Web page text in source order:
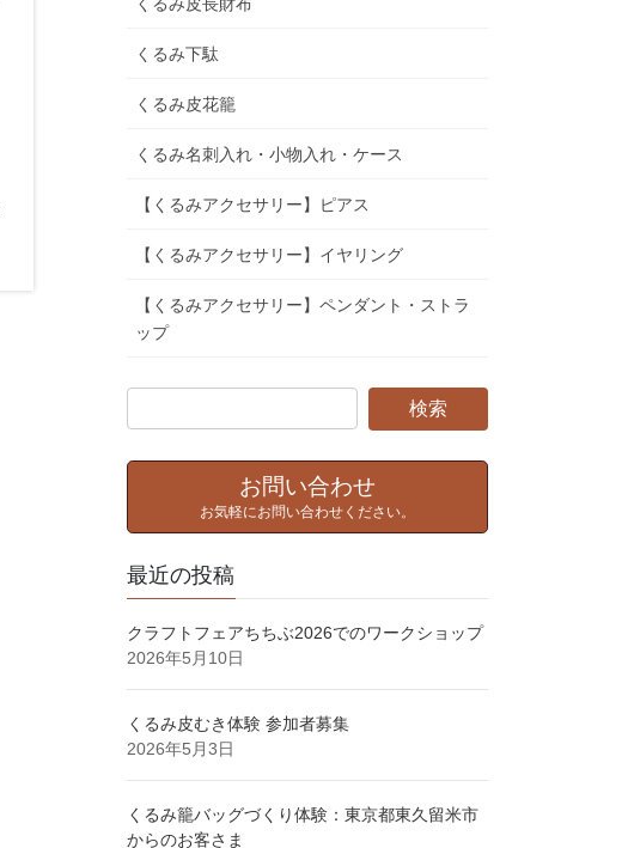
くるみ下駄
くるみ皮花籠
くるみ名刺入れ・小物入れ・ケース
【くるみアクセサリー】ピアス
【くるみアクセサリー】イヤリング
【くるみアクセサリー】ペンダント・ストラ
ップ
お問い合わせ
お気軽にお問い合わせください。
最近の投稿
クラフトフェアちちぶ2026でのワークショップ
2026年5月10日
くるみ皮むき体験⁡ 参加者募集⁡
2026年5月3日
くるみ籠バッグづくり体験：東京都東久留米市
からのお客さま